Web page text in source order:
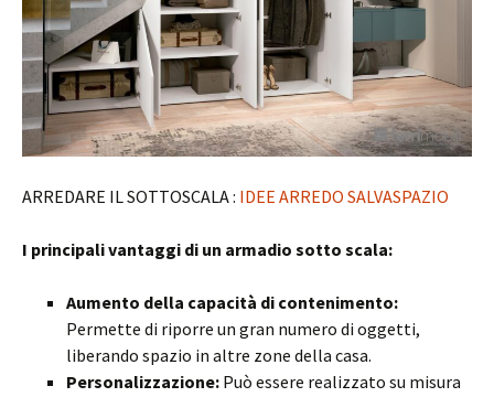
ARREDARE IL SOTTOSCALA : IDEE ARREDO SALVASPAZIO
I principali vantaggi di un armadio sotto scala:
Aumento della capacità di contenimento:
Permette di riporre un gran numero di oggetti,
liberando spazio in altre zone della casa.
Personalizzazione: Può essere realizzato su misura